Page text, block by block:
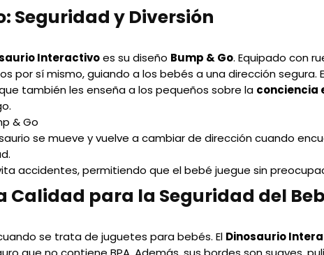
Seguridad y Diversión
Interactivoes su diseño Bump & Go. Equipado con
por sí mismo, guiando a los bebés a una dirección segura.
también les enseña a los pequeños sobre la conciencia
& Go
se mueve y vuelve a cambiar de dirección cuando
accidentes, permitiendo que el bebé juegue sin
Calidad para la Seguridad del
se trata de juguetes para bebés. El Dinosaurio